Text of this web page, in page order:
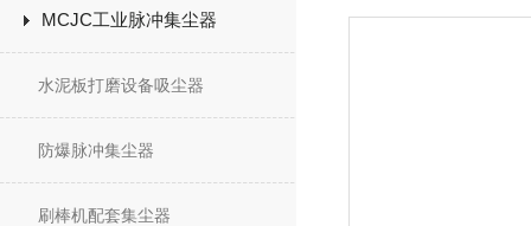
MCJC工业脉冲集尘器
水泥板打磨设备吸尘器
防爆脉冲集尘器
刷棒机配套集尘器